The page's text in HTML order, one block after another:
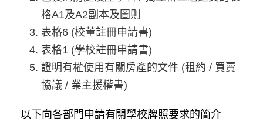
格A1及A2副本及圖則
表格6 (校董註冊申請書)
表格1 (學校註冊申請書)
證明有權使用有關房產的文件 (租約 / 買賣
協議 / 業主援權書)
以下向各部門申請有關學校牌照要求的簡介